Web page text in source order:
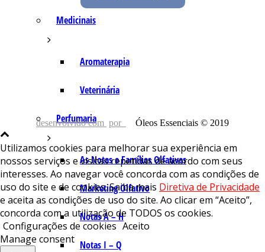
Medicinais
Aromaterapia
Veterinária
Perfumaria
As Notas e Famílias Olfativas
Marketing Olfativo
Notas A – H
Notas I – Q
desenvolvido com por Óleos Essenciais © 2019
Utilizamos cookies para melhorar sua experiência em
nossos serviços e visitas repetidas de acordo com seus
interesses. Ao navegar você concorda com as condições de
uso do site e de cookies. Saiba mais Diretiva de Privacidade
e aceita as condições de uso do site. Ao clicar em “Aceito”,
concorda com a utilização de TODOS os cookies.
Configurações de cookies Aceito
Manage consent